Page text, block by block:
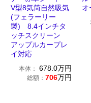
V型8気筒自然吸気
(フェラーリー
製) 8.4インチタ
ッチスクリーン
アップルカープレ
イ対応
本体： 678.0万円
総額： 706万円
オ